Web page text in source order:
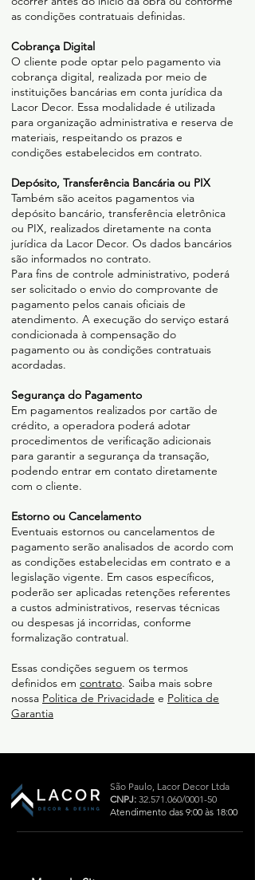
as condições contratuais definidas.
Cobrança Digital
O cliente pode optar pelo pagamento via
cobrança digital, realizada por meio de
instituições bancárias em conta jurídica da
Lacor Decor. Essa modalidade é utilizada
para organização administrativa e reserva de
materiais, respeitando os prazos e
condições estabelecidos em contrato.
Depósito, Transferência Bancária ou PIX
Também são aceitos pagamentos via
depósito bancário, transferência eletrônica
ou PIX, realizados diretamente na conta
jurídica da Lacor Decor. Os dados bancários
são informados no contrato.
Para fins de controle administrativo, poderá
ser solicitado o envio do comprovante de
pagamento pelos canais oficiais de
atendimento. A execução do serviço estará
condicionada à compensação do
pagamento ou às condições contratuais
acordadas.
Segurança do Pagamento
Em pagamentos realizados por cartão de
crédito, a operadora poderá adotar
procedimentos de verificação adicionais
para garantir a segurança da transação,
podendo entrar em contato diretamente
com o cliente.
Estorno ou Cancelamento
Eventuais estornos ou cancelamentos de
pagamento serão analisados de acordo com
as condições estabelecidas em contrato e a
legislação vigente. Em casos específicos,
poderão ser aplicadas retenções referentes
a custos administrativos, reservas técnicas
ou despesas já incorridas, conforme
formalização contratual.
Essas condições seguem os termos
definidos em contrato. Saiba mais sobre
nossa Politica de Privacidade e Politica de
Garantia
São Paulo, Lacor Decor Ltda
CNPJ: 32.571.060/0001-50
Atendimento das 9:00 às 18:00